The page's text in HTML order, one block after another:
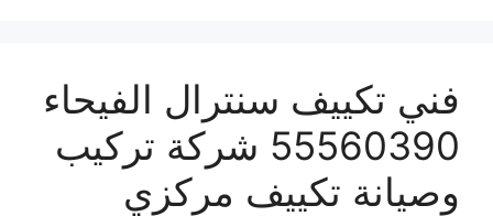
فني تكييف سنترال الفيحاء
55560390 شركة تركيب
وصيانة تكييف مركزي